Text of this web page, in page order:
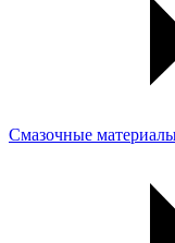
Смазочные